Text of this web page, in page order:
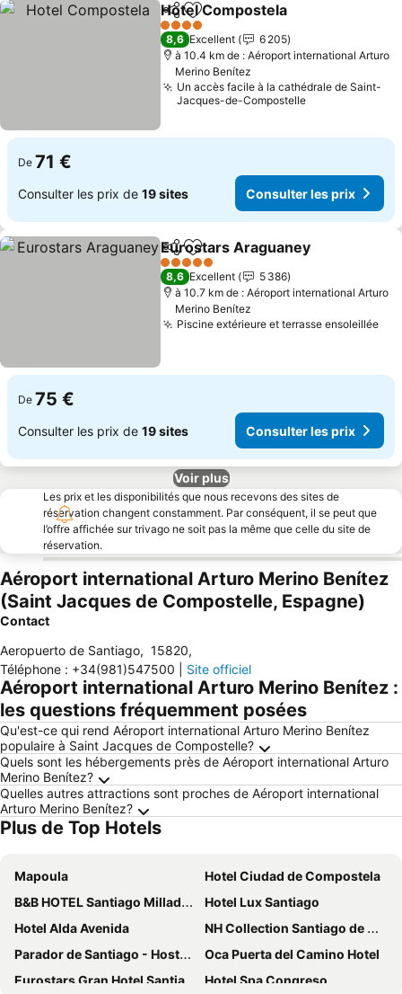
PartagerAjouter à mes favoris
Hotel Compostela
4 Étoiles
8,6 Excellent
6 205
à 10.4 km de : Aéroport international Arturo
Merino Benítez
Un accès facile à la cathédrale de Saint-
Jacques-de-Compostelle
De 71 €
Consulter les prix de 19 sites Consulter les prix
PartagerAjouter à mes favoris
Eurostars Araguaney
5 Étoiles
8,6 Excellent
5 386
à 10.7 km de : Aéroport international Arturo
Merino Benítez
Piscine extérieure et terrasse ensoleillée
De 75 €
Consulter les prix de 19 sites Consulter les prix
Voir plus
Les prix et les disponibilités que nous recevons des sites de
réservation changent constamment. Par conséquent, il se peut que
l’offre affichée sur trivago ne soit pas la même que celle du site de
réservation.
Aéroport international Arturo Merino Benítez
(Saint Jacques de Compostelle, Espagne)
Contact
Aeropuerto de Santiago, 15820,
Téléphone : +34(981)547500 Site officiel
Aéroport international Arturo Merino Benítez :
les questions fréquemment posées
Qu'est-ce qui rend Aéroport international Arturo Merino Benítez
populaire à Saint Jacques de Compostelle?
Quels sont les hébergements près de Aéroport international Arturo
Merino Benítez?
Quelles autres attractions sont proches de Aéroport international
Arturo Merino Benítez?
Plus de Top Hotels
Mapoula
Hotel Ciudad de Compostela
B&B HOTEL Santiago Milladoiro
Hotel Lux Santiago
Hotel Alda Avenida
NH Collection Santiago de Compostela
Parador de Santiago - Hostal Reis Catolicos
Oca Puerta del Camino Hotel
Eurostars Gran Hotel Santiago
Hotel Spa Congreso